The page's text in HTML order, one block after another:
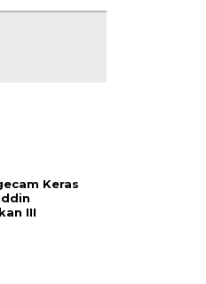
Keras
III